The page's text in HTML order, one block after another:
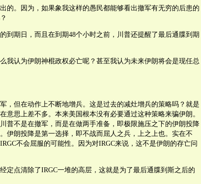
的。因为，如果象我这样的愚民都能够看出撤军有无穷的后患的
到期日，而且在到期48个小时之前，川普还提醒了最后通牒到期
我认为伊朗神棍政权必亡呢？甚至我认为未来伊朗将会是现任总
，但在动作上不断地增兵。这是过去的减灶增兵的策略吗？就是
意思上差不多。本来美国根本没有必要通过这种策略来骗伊朗。
普不是在撤军，而是在做两手准备，即极限施压之下的伊朗投降
伊朗投降是第一选择，即不战而屈人之兵，上之上也。实在不
不会屈服的可能性。因为对IRGC来说，这不是伊朗的存亡问
定点清除了IRGC一堆的高层，这就是为了最后通牒到斯之后的